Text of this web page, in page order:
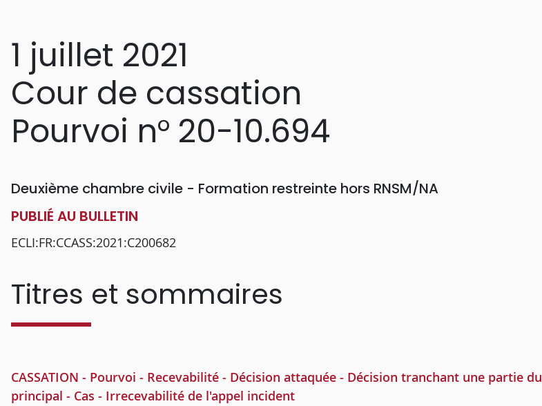
1 juillet 2021
Cour de cassation
Pourvoi n° 20-10.694
Deuxième chambre civile - Formation restreinte hors RNSM/NA
PUBLIÉ AU BULLETIN
ECLI:FR:CCASS:2021:C200682
Titres et sommaires
CASSATION - Pourvoi - Recevabilité - Décision attaquée - Décision tranchant une partie du
principal - Cas - Irrecevabilité de l'appel incident